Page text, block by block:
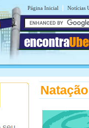
Página Inicial | Notícias
encontra